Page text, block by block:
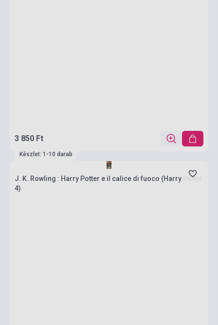
3 850 Ft
Készlet: 1-10 darab
J. K. Rowling : Harry Potter e il calice di fuoco (Harry Potter
4)